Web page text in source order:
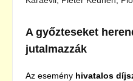
A győzteseket
jutalmazzák
Az esemény hivatalos